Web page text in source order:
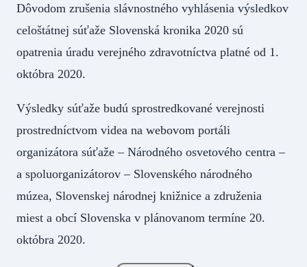
Dôvodom zrušenia slávnostného vyhlásenia výsledkov
celoštátnej súťaže Slovenská kronika 2020 sú
opatrenia úradu verejného zdravotníctva platné od 1.
októbra 2020.
Výsledky súťaže budú sprostredkované verejnosti
prostredníctvom videa na webovom portáli
organizátora súťaže – Národného osvetového centra –
a spoluorganizátorov – Slovenského národného
múzea, Slovenskej národnej knižnice a združenia
miest a obcí Slovenska v plánovanom termíne 20.
októbra 2020.